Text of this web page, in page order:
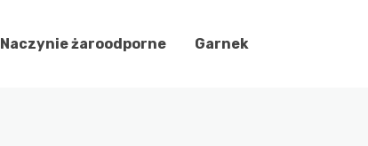
Naczynie żaroodporne Garnek